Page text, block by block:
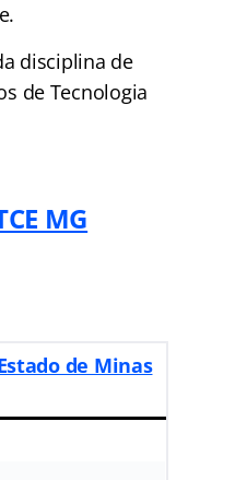
disciplina de
de Tecnologia
MG
de Minas